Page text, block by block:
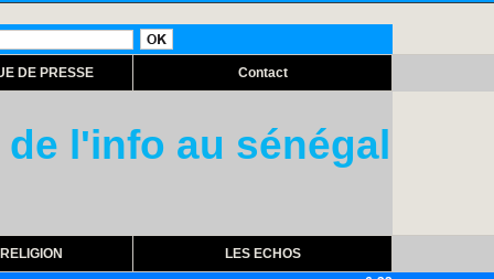
DE PRESSE Contact
l'info au sénégal
RELIGION
LES ECHOS